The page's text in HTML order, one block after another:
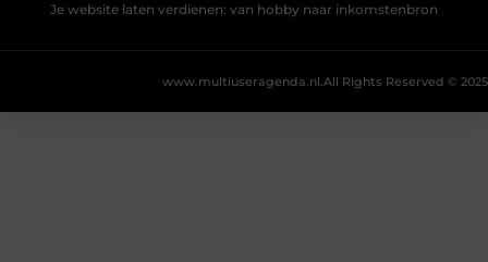
Je website laten verdienen: van hobby naar inkomstenbron
All Rights Reserved © 2025
www.multiuseragenda.nl.